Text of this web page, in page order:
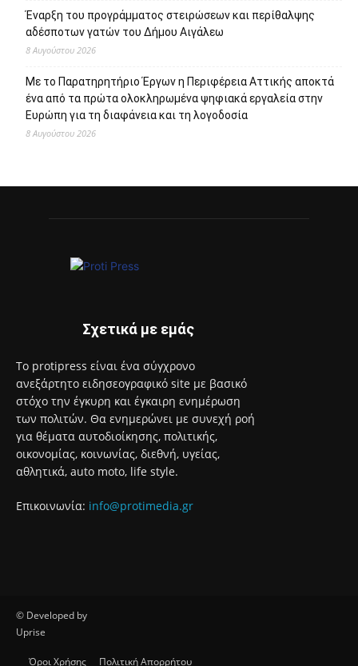
Έναρξη του προγράμματος στειρώσεων και περίθαλψης
αδέσποτων γατών του Δήμου Αιγάλεω
8 Αυγούστου 2026
Με το Παρατηρητήριο Έργων η Περιφέρεια Αττικής αποκτά
ένα από τα πρώτα ολοκληρωμένα ψηφιακά εργαλεία στην
Ευρώπη για τη διαφάνεια και τη λογοδοσία
8 Αυγούστου 2026
Σχετικά με εμάς
Το protipress είναι ένα σύγχρονο
ανεξάρτητο ειδησεογραφικό site με βασικό
στόχο την έγκυρη και έγκαιρη ενημέρωση
των πολιτών. Θα ενημερώνει με συνεχή ροή
για θέματα αυτοδιοίκησης, πολιτικής,
οικονομίας, κοινωνίας, διεθνή, υγείας,
αθλητικά, auto moto, life style.
Επικοινωνία: info@protimedia.gr
© Developed by
Uprise
Όροι Χρήσης Πολιτική Απορρήτου